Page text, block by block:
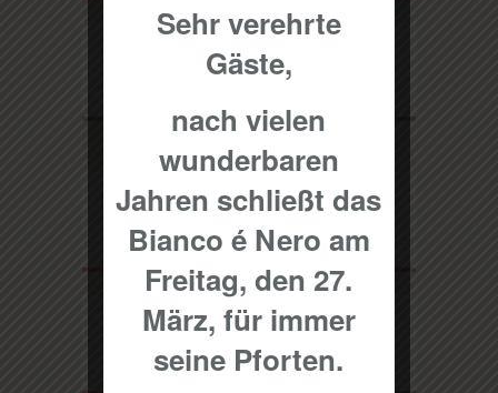
Saft
Medium Wasser
Stilles Wasser
Sehr verehrte
Gäste,
nach vielen
wunderbaren
Jahren schließt das
Bianco é Nero am
Freitag, den 27.
März, für immer
seine Pforten.